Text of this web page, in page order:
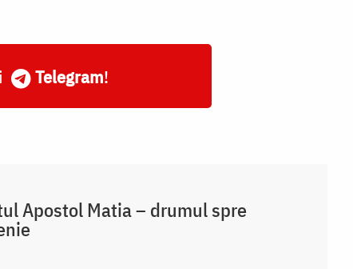
Telegram!
Apostol Matia – drumul spre